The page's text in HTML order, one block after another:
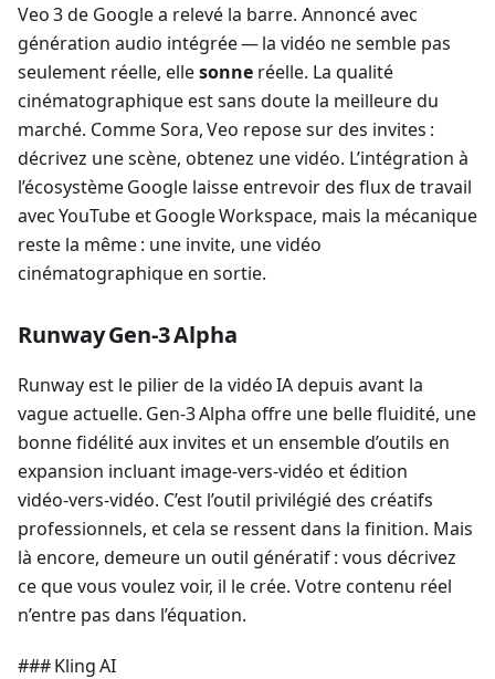
Veo 3 de Google a relevé la barre. Annoncé avec
génération audio intégrée — la vidéo ne semble pas
seulement réelle, ellesonne réelle. La qualité
cinématographique est sans doute la meilleure du
marché. Comme Sora, Veo repose sur des invites :
décrivez une scène, obtenez une vidéo. L’intégration à
l’écosystème Google laisse entrevoir des flux de travail
avec YouTube et Google Workspace, mais la mécanique
reste la même : une invite, une vidéo
cinématographique en sortie.
Runway Gen‑3 Alpha
Runway est le pilier de la vidéo IA depuis avant la
vague actuelle. Gen‑3 Alpha offre une belle fluidité, une
bonne fidélité aux invites et un ensemble d’outils en
expansion incluant image‑vers‑vidéo et édition
vidéo‑vers‑vidéo. C’est l’outil privilégié des créatifs
professionnels, et cela se ressent dans la finition. Mais
là encore, demeure un outil génératif : vous décrivez
ce que vous voulez voir, il le crée. Votre contenu réel
n’entre pas dans l’équation.
### Kling AI